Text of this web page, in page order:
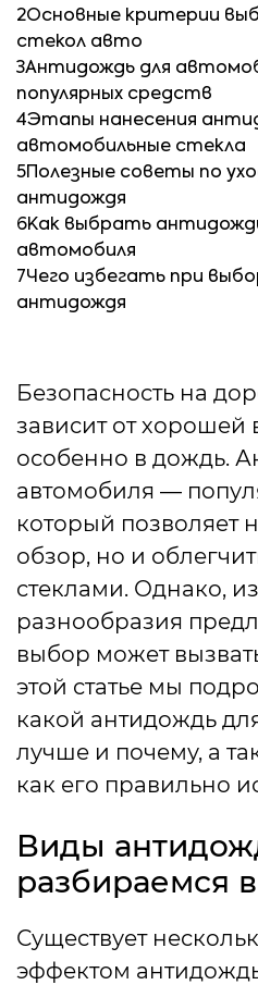
2Основные критерии
стекол авто
3Антидождь для
популярных средств
4Этапы нанесения
автомобильные стекла
5 Полезные советы по
антидождя
6Как выбрать
автомобиля
7Чего избегать при
антидождя
Безопасность на
зависит от хорошей
особенно в дождь.
автомобиля —
который позволяет
обзор, но и
стеклами. Однако,
разнообразия
выбор может
этой статье мы
какой антидождь
лучше и почему, а
как его правильно
Виды
разбираемся
Существует
эффектом